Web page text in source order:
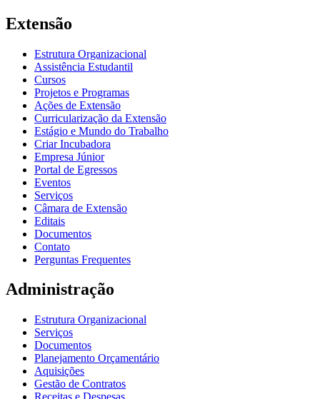
Extensão
Estrutura Organizacional
Assistência Estudantil
Cursos
Projetos e Programas
Ações de Extensão
Curricularização da Extensão
Estágio e Mundo do Trabalho
Criar Incubadora
Empresa Júnior
Portal de Egressos
Eventos
Serviços
Câmara de Extensão
Editais
Documentos
Contato
Perguntas Frequentes
Administração
Estrutura Organizacional
Serviços
Documentos
Planejamento Orçamentário
Aquisições
Gestão de Contratos